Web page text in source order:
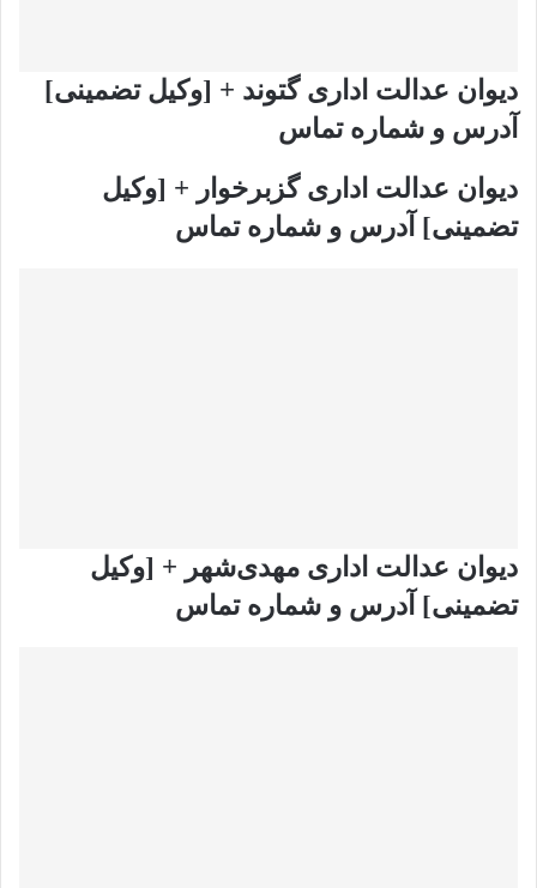
دیوان عدالت اداری گتوند + [وکیل تضمینی]
آدرس و شماره تماس
دیوان عدالت اداری گزبرخوار + [وکیل
تضمینی] آدرس و شماره تماس
دیوان عدالت اداری مهدی‌شهر + [وکیل
تضمینی] آدرس و شماره تماس